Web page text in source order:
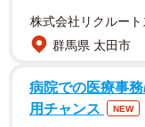
過度な依存を見直す
ている。このような
で、日中間の「冷
波及する現象は、も
株式会社リクルー
群馬県 太田市
病院での医療事
用チャンス
NEW